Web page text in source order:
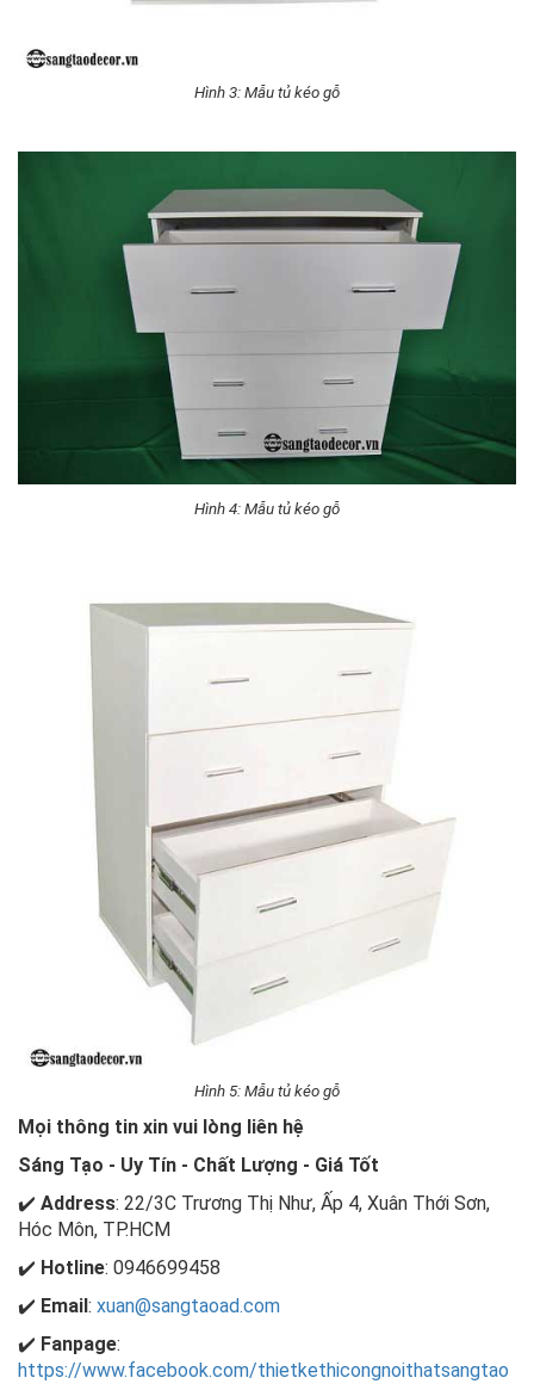
Hình 3: Mẫu tủ kéo gỗ
Hình 4: Mẫu tủ kéo gỗ
Hình 5: Mẫu tủ kéo gỗ
Mọi thông tin xin vui lòng liên hệ
Sáng Tạo - Uy Tín - Chất Lượng - Giá Tốt
✔️ Address: 22/3C Trương Thị Như, Ấp 4, Xuân Thới Sơn,
Hóc Môn, TP.HCM
✔️ Hotline: 0946699458
✔️ Email : xuan@sangtaoad.com
✔️ Fanpage:
https://www.facebook.com/thietkethicongnoithatsangtao